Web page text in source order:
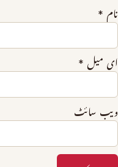
نام *
ای میل *
ویب‌ سائٹ